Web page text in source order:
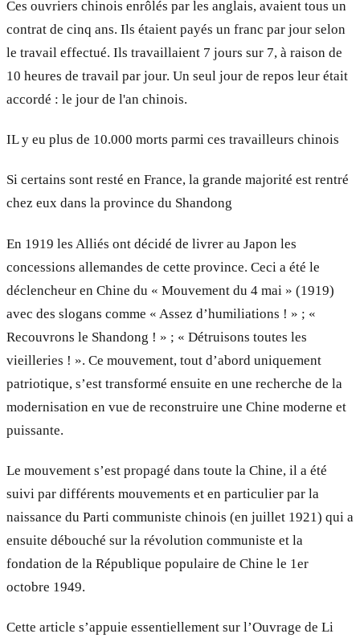
Ces ouvriers chinois enrôlés par les anglais, avaient tous un
contrat de cinq ans. Ils étaient payés un franc par jour selon
le travail effectué. Ils travaillaient 7 jours sur 7, à raison de
10 heures de travail par jour. Un seul jour de repos leur était
accordé : le jour de l'an chinois.
IL y eu plus de 10.000 morts parmi ces travailleurs chinois
Si certains sont resté en France, la grande majorité est rentré
chez eux dans la province du Shandong
En 1919 les Alliés ont décidé de livrer au Japon les
concessions allemandes de cette province. Ceci a été le
déclencheur en Chine du « Mouvement du 4 mai » (1919)
avec des slogans comme « Assez d’humiliations ! » ; «
Recouvrons le Shandong ! » ; « Détruisons toutes les
vieilleries ! ». Ce mouvement, tout d’abord uniquement
patriotique, s’est transformé ensuite en une recherche de la
modernisation en vue de reconstruire une Chine moderne et
puissante.
Le mouvement s’est propagé dans toute la Chine, il a été
suivi par différents mouvements et en particulier par la
naissance du Parti communiste chinois (en juillet 1921) qui a
ensuite débouché sur la révolution communiste et la
fondation de la République populaire de Chine le 1er
octobre 1949.
Cette article s’appuie essentiellement sur l’Ouvrage de Li